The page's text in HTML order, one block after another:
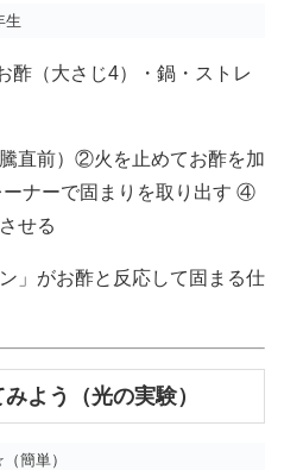
生
酢（大さじ4）・鍋・ストレ
直前）②火を止めてお酢を加
ナーで固まりを取り出す ④
せる
」がお酢と反応して固まる仕
よう（光の実験）
簡単）